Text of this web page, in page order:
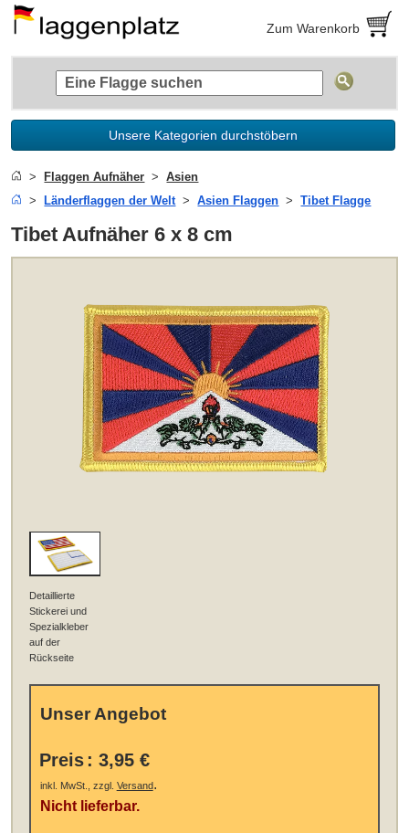
Zum Warenkorb
Unsere Kategorien durchstöbern
Flaggen Aufnäher
Asien
Länderflaggen der Welt
Asien Flaggen Tibet Flagge
Tibet Aufnäher 6 x 8 cm
Detaillierte
Stickerei und
Spezialkleber
auf der
Rückseite
Unser Angebot
Preis : 3,95 €
inkl. MwSt., zzgl. Versand.
Nicht lieferbar.